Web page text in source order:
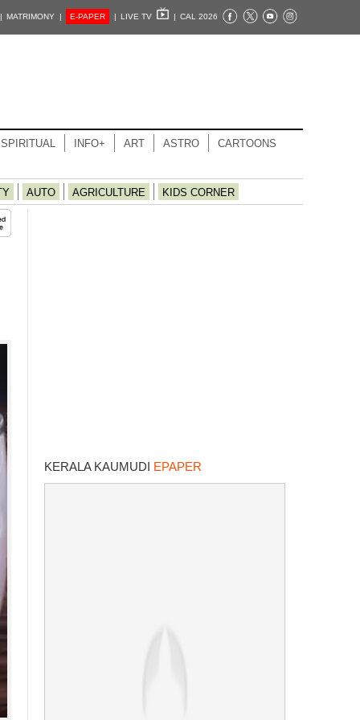
MATRIMONY | E-PAPER | LIVE TV | CAL 2026
SPIRITUAL INFO+ ART ASTRO CARTOONS
AUTO AGRICULTURE KIDS CORNER
KERALA KAUMUDI EPAPER